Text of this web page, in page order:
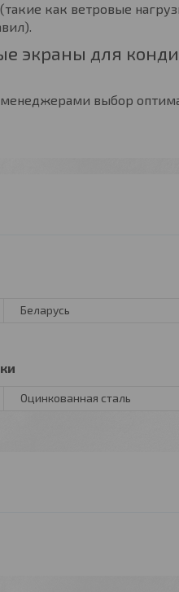
как ветровые
экраны для
выбор
Беларусь
Оцинкованная сталь